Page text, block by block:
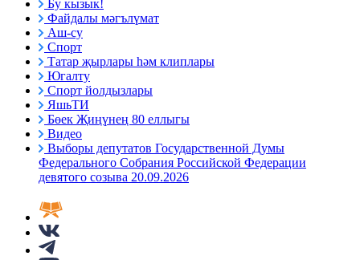
Бу кызык!
Файдалы мәгълүмат
Аш-су
Спорт
Татар җырлары һәм клиплары
Югалту
Спорт йолдызлары
ЯшьТИ
Бөек Җиңүнең 80 еллыгы
Видео
Выборы депутатов Государственной Думы
Федерального Собрания Российской Федерации
девятого созыва 20.09.2026